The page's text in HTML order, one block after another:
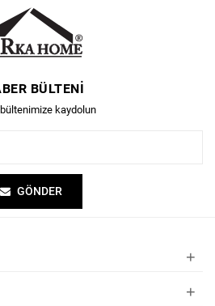
BÜLTENI
kaydolun
GÖNDER
+
+